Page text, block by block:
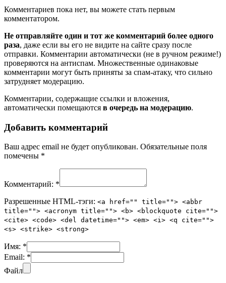
Комментариев пока нет, вы можете стать первым
комментатором.
Не отправляйте один и тот же комментарий более одного
раза, даже если вы его не видите на сайте сразу после
отправки. Комментарии автоматически (не в ручном режиме!)
проверяются на антиспам. Множественные одинаковые
комментарии могут быть приняты за спам-атаку, что сильно
затрудняет модерацию.
Комментарии, содержащие ссылки и вложения,
автоматически помещаются в очередь на модерацию.
Добавить комментарий
Ваш адрес email не будет опубликован. Обязательные поля
помечены *
Комментарий: *
Разрешенные HTML-тэги: <a href="" title=""> <abbr
title=""> <acronym title=""> <b> <blockquote cite="">
<cite> <code> <del datetime=""> <em> <i> <q cite="">
<s> <strike> <strong>
Имя: *
Email: *
Файл